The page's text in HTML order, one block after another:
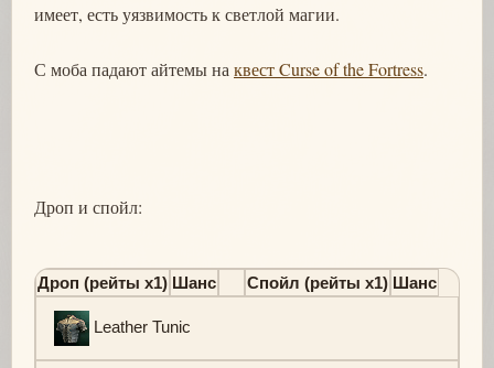
имеет, есть уязвимость к светлой магии.
С моба падают айтемы на квест Curse of the Fortress.
Дроп и спойл:
Дроп (рейты х1) Шанс Спойл (рейты х1) Шанс
Leather Tunic